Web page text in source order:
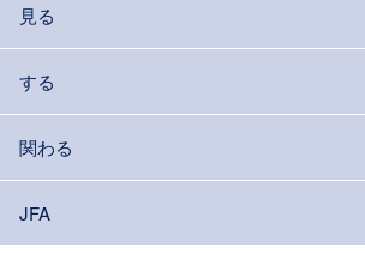
見る
する
関わる
JFA